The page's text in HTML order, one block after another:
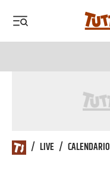
/ LIVE / CALENDARIO